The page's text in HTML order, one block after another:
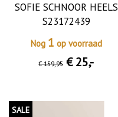
SOFIE SCHNOOR HEELS
S23172439
Nog 1 op voorraad
€ 159,95 € 25,-
SALE